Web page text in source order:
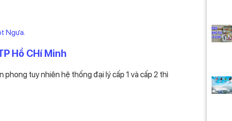
Ngựa.
Hồ CHí Minh
phong tuy nhiên hệ thống đại lý cấp 1 và cấp 2 thì